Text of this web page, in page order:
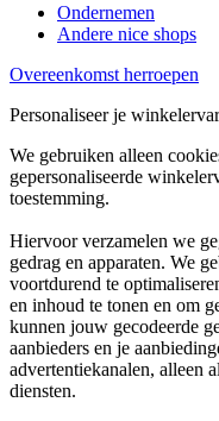
Ondernemen
Andere nice shops
Overeenkomst herroepen
Personaliseer je
We gebruiken alleen
gepersonaliseerde
toestemming.
Hiervoor verzamelen we
gedrag en apparaten. We
voortdurend te
en inhoud te tonen en om
kunnen jouw gecodeerde
aanbieders en je
advertentiekanalen, alleen
diensten.